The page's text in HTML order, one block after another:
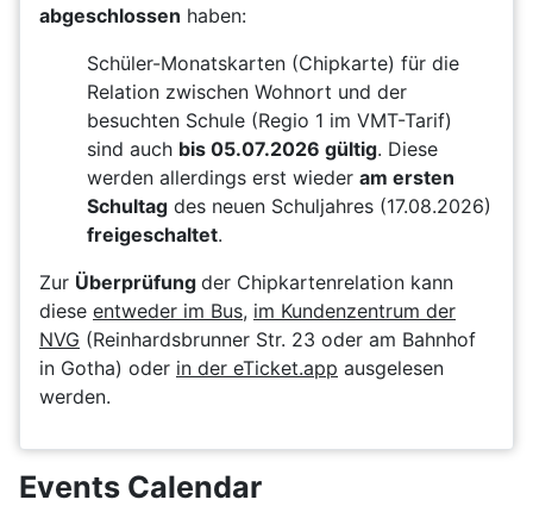
abgeschlossen haben:
Schüler-Monatskarten (Chipkarte) für die
Relation zwischen Wohnort und der
besuchten Schule (Regio 1 im VMT-Tarif)
sind auch bis 05.07.2026 gültig. Diese
werden allerdings erst wieder am ersten
Schultag des neuen Schuljahres (17.08.2026)
freigeschaltet.
Zur Überprüfung der Chipkartenrelation kann
diese entweder im Bus, im Kundenzentrum der
NVG (Reinhardsbrunner Str. 23 oder am Bahnhof
in Gotha) oder in der eTicket.app ausgelesen
werden.
Events Calendar